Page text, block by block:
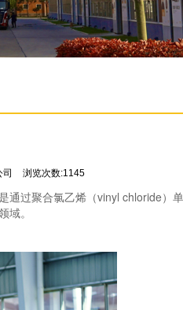
浏览次数:1145
通过聚合氯乙烯（vinyl chloride）
。